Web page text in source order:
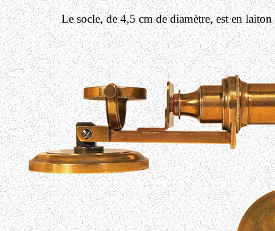
Le socle, de 4,5 cm de diamètre, est en